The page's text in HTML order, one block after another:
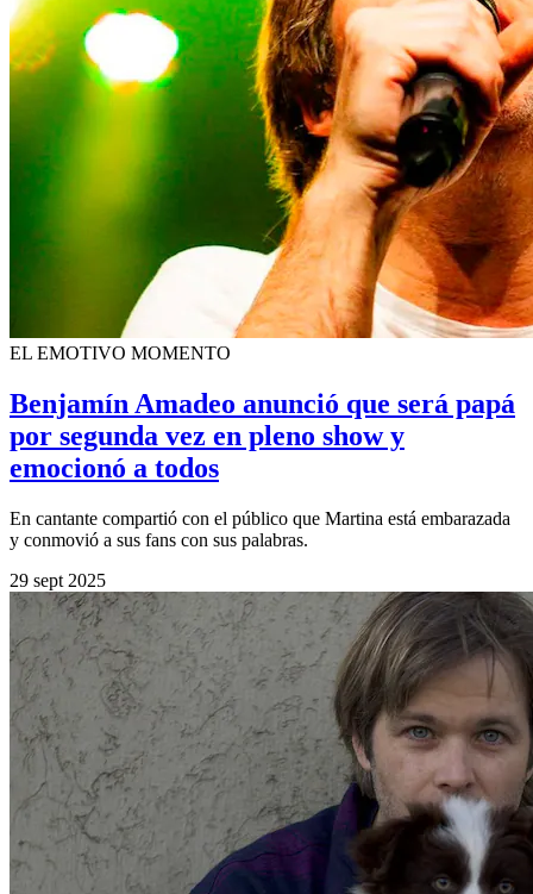
EL EMOTIVO MOMENTO
Benjamín Amadeo anunció que será papá
por segunda vez en pleno show y
emocionó a todos
En cantante compartió con el público que Martina está embarazada
y conmovió a sus fans con sus palabras.
29 sept 2025